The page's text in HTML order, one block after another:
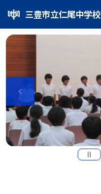
三豊市立仁尾中学校